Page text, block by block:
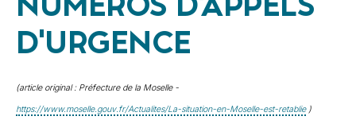
NUMÉROS D'APPELS
D'URGENCE
(article original : Préfecture de la Moselle -
https://www.moselle.gouv.fr/Actualites/La-situation-en-Moselle-est-retablie)